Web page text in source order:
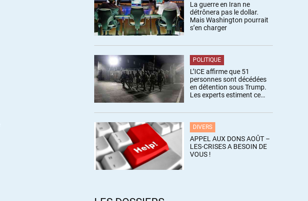
La guerre en Iran ne
détrônera pas le dollar.
Mais Washington pourrait
s’en charger
POLITIQUE
L’ICE affirme que 51
personnes sont décédées
en détention sous Trump.
Les experts estiment ce
DIVERS
APPEL AUX DONS AOÛT –
LES-CRISES A BESOIN DE
VOUS !